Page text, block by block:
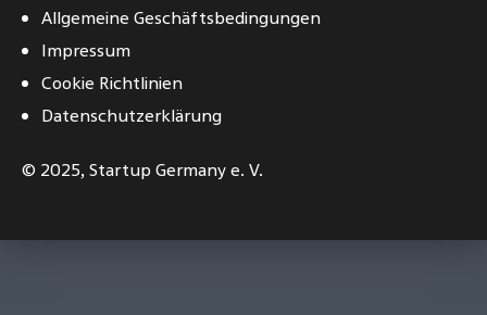
Allgemeine Geschäftsbedingungen
Impressum
Cookie Richtlinien
Datenschutzerklärung
© 2025,Startup Germany e. V.